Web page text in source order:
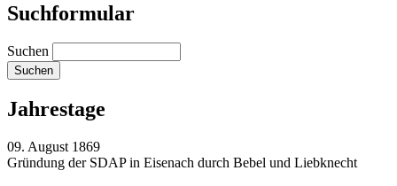
Suchformular
Suchen
Jahrestage
09. August 1869
Gründung der SDAP in Eisenach durch Bebel und Liebknecht